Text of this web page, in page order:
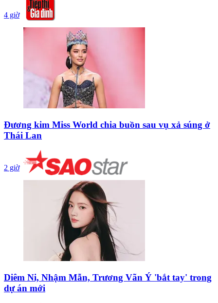
4 giờ
Đương kim Miss World chia buồn sau vụ xả súng ở
Thái Lan
2 giờ
Diêm Ni, Nhậm Mẫn, Trương Vãn Ý 'bắt tay' trong
dự án mới